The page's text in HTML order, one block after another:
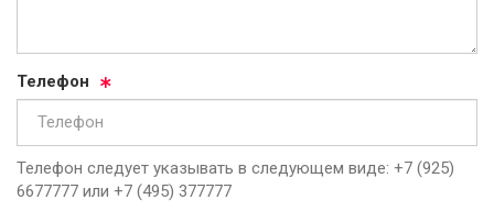
Те­ле­фон
Телефон следует указывать в следующем виде: +7 (925)
6677777 или +7 (495) 377777